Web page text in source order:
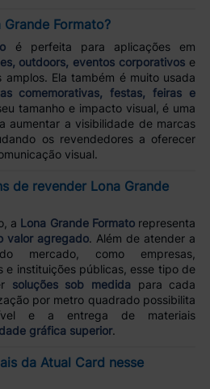
Formato?
é perfeita para aplicações em
outdoors, eventos corporativos e
amplos. Ela também é muito usada
comemorativas, festas, feiras e
tamanho e impacto visual, é uma
aumentar a visibilidade de marcas
os revendedores a oferecer
visual.
de revender Lona Grande
a Lona Grande Formatorepresenta
valor agregado. Além de atender a
mercado, como empresas,
e instituições públicas, esse tipo de
soluções sob medidapara cada
por metro quadrado possibilita
e a entrega de materiais
gráfica superior.
da Atual Card nesse